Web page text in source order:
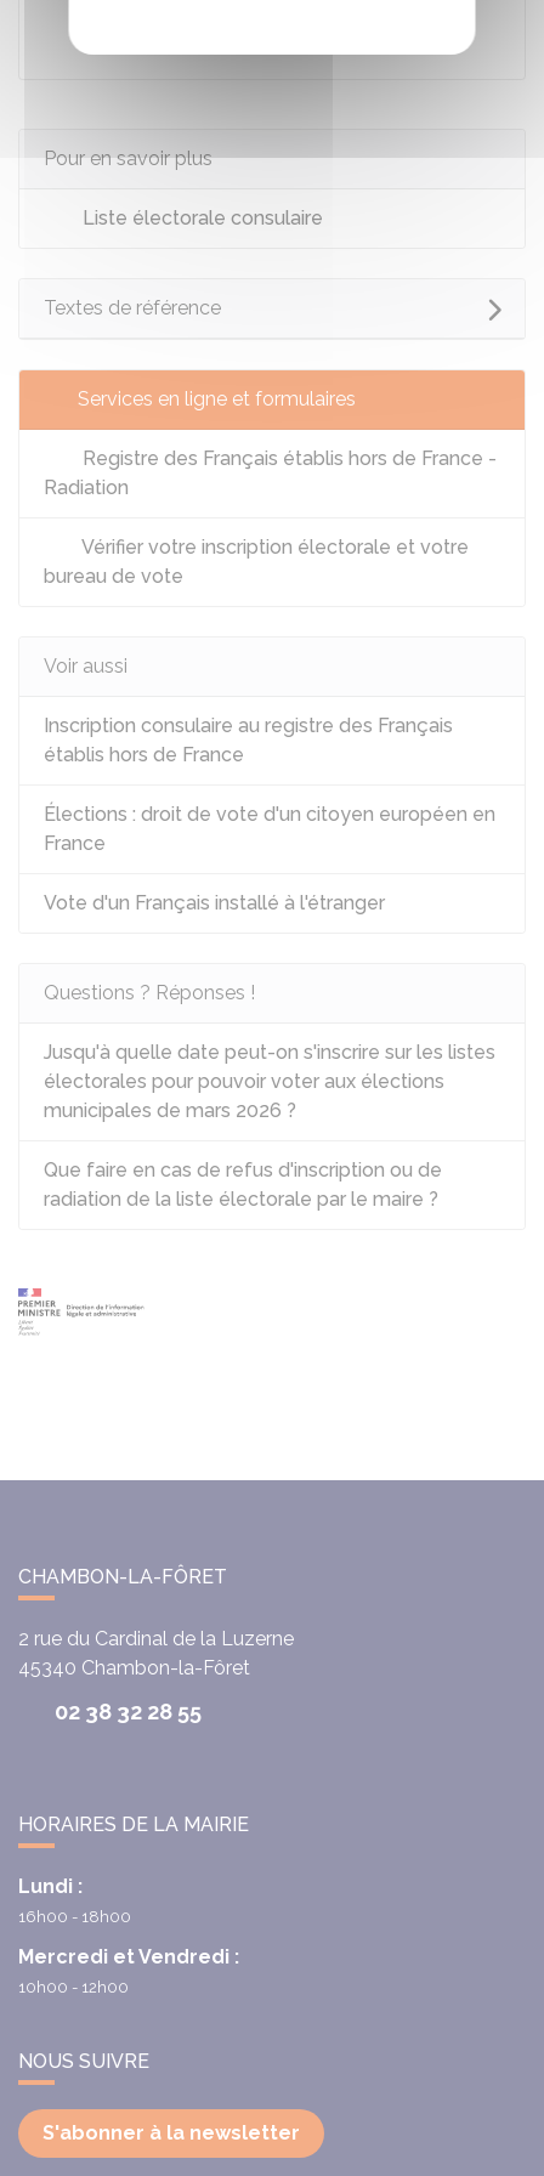
Pour en savoir plus
Liste électorale consulaire
Textes de référence
Services en ligne et formulaires
Registre des Français établis hors de France -
Radiation
Vérifier votre inscription électorale et votre
bureau de vote
Voir aussi
Inscription consulaire au registre des Français
établis hors de France
Élections : droit de vote d'un citoyen européen en
France
Vote d'un Français installé à l'étranger
Questions ? Réponses !
Jusqu'à quelle date peut-on s'inscrire sur les listes
électorales pour pouvoir voter aux élections
municipales de mars 2026 ?
Que faire en cas de refus d'inscription ou de
radiation de la liste électorale par le maire ?
CHAMBON-LA-FÔRET
2 rue du Cardinal de la Luzerne
45340 Chambon-la-Fôret
02 38 32 28 55
HORAIRES DE LA MAIRIE
Lundi :
16h00 - 18h00
Mercredi et Vendredi :
10h00 - 12h00
NOUS SUIVRE
S'abonner à la newsletter